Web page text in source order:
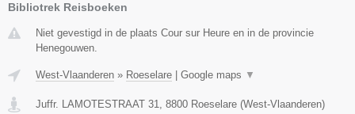
Bibliotrek Reisboeken
Niet gevestigd in de plaats Cour sur Heure en in de provincie
Henegouwen.
West-Vlaanderen » Roeselare Google maps ▼
Juffr. LAMOTESTRAAT 31, 8800 Roeselare (West-Vlaanderen)